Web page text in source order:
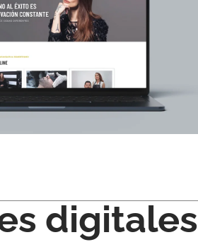
digitales